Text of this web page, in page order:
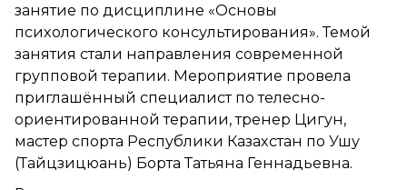
занятие по дисциплине «Основы
психологического консультирования». Темой
занятия стали направления современной
групповой терапии. Мероприятие провела
приглашённый специалист по телесно-
ориентированной терапии, тренер Цигун,
мастер спорта Республики Казахстан по Ушу
(Тайцзицюань) Борта Татьяна Геннадьевна.